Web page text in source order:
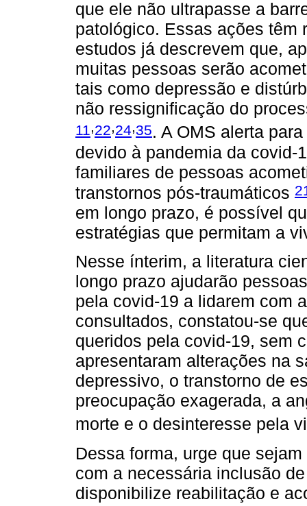
que ele não ultrapasse a
patológico. Essas ações têm
estudos já descrevem que,
muitas pessoas serão
tais como depressão e
não ressignificação do
11 ,22,24,35. A OMS alerta
devido à pandemia da covid-
familiares de pessoas
transtornos pós-traumáticos
em longo prazo, é possível
estratégias que permitam a
Nesse ínterim, a literatura
longo prazo ajudarão
pela covid-19 a lidarem com
consultados, constatou-se
queridos pela covid-19, sem
apresentaram alterações na
depressivo, o transtorno de
preocupação exagerada, a
morte e o desinteresse pela
Dessa forma, urge que
com a necessária inclusão
disponibilize reabilitação e